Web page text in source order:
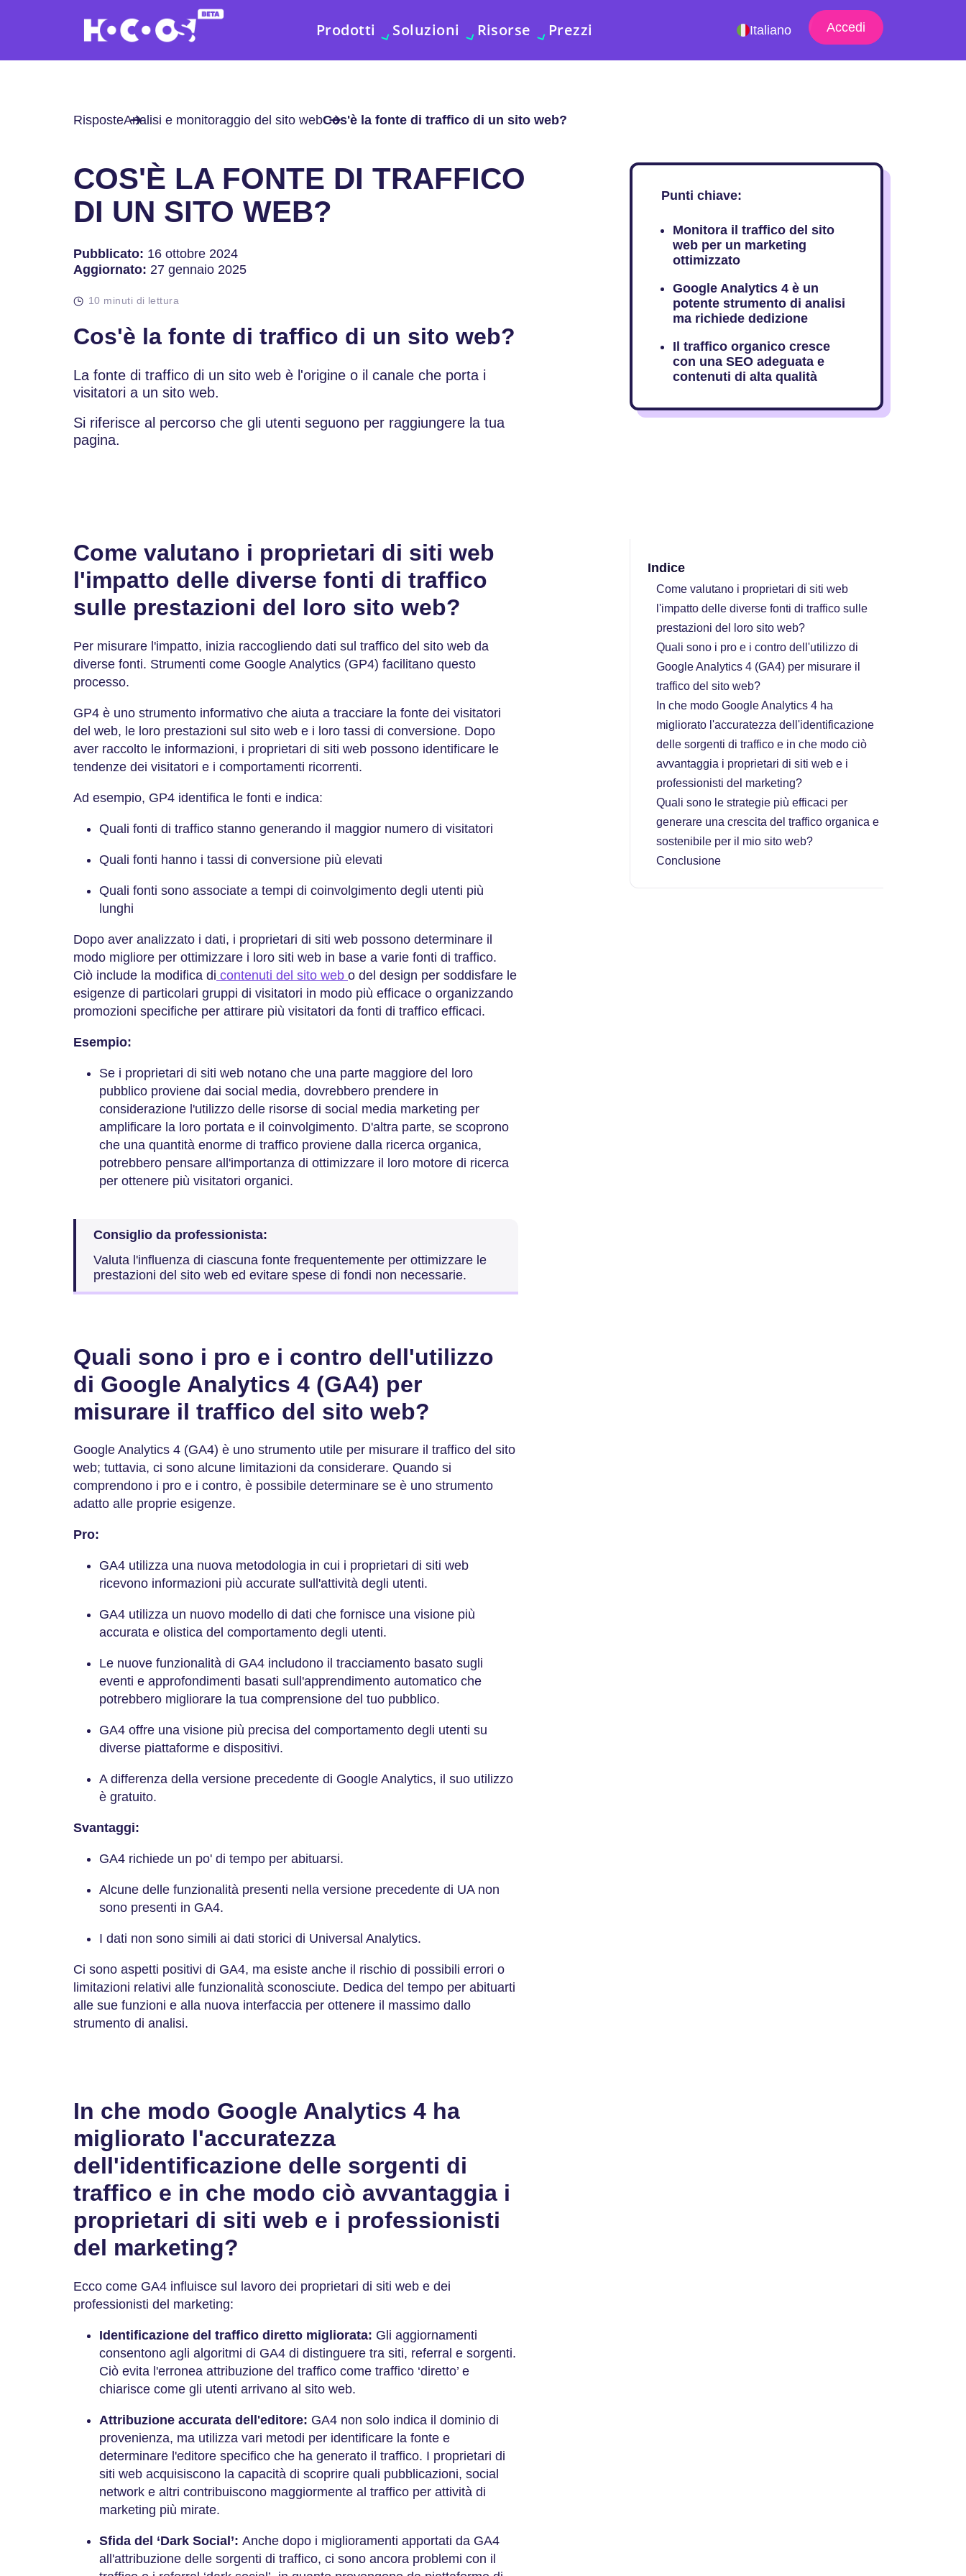
Prodotti Soluzioni Risorse Prezzi Italiano Accedi
RisposteAnalisi e monitoraggio del sito webCos'è la fonte di traffico di un sito web?
COS'È LA FONTE DI TRAFFICO
DI UN SITO WEB?
Pubblicato: 16 ottobre 2024
Aggiornato: 27 gennaio 2025
10 minuti di lettura
Cos'è la fonte di traffico di un sito web?
La fonte di traffico di un sito web è l'origine o il canale che porta i
visitatori a un sito web.
Si riferisce al percorso che gli utenti seguono per raggiungere la tua
pagina.
Punti chiave:
Monitora il traffico del sito
web per un marketing
ottimizzato
Google Analytics 4 è un
potente strumento di analisi
ma richiede dedizione
Il traffico organico cresce
con una SEO adeguata e
contenuti di alta qualità
Come valutano i proprietari di siti web
l'impatto delle diverse fonti di traffico
sulle prestazioni del loro sito web?
Per misurare l'impatto, inizia raccogliendo dati sul traffico del sito web da
diverse fonti. Strumenti come Google Analytics (GP4) facilitano questo
processo.
GP4 è uno strumento informativo che aiuta a tracciare la fonte dei visitatori
del web, le loro prestazioni sul sito web e i loro tassi di conversione. Dopo
aver raccolto le informazioni, i proprietari di siti web possono identificare le
tendenze dei visitatori e i comportamenti ricorrenti.
Ad esempio, GP4 identifica le fonti e indica:
Quali fonti di traffico stanno generando il maggior numero di visitatori
Quali fonti hanno i tassi di conversione più elevati
Quali fonti sono associate a tempi di coinvolgimento degli utenti più
lunghi
Dopo aver analizzato i dati, i proprietari di siti web possono determinare il
modo migliore per ottimizzare i loro siti web in base a varie fonti di traffico.
Ciò include la modifica di contenuti del sito web o del design per soddisfare le
esigenze di particolari gruppi di visitatori in modo più efficace o organizzando
promozioni specifiche per attirare più visitatori da fonti di traffico efficaci.
Esempio:
Se i proprietari di siti web notano che una parte maggiore del loro
pubblico proviene dai social media, dovrebbero prendere in
considerazione l'utilizzo delle risorse di social media marketing per
amplificare la loro portata e il coinvolgimento. D'altra parte, se scoprono
che una quantità enorme di traffico proviene dalla ricerca organica,
potrebbero pensare all'importanza di ottimizzare il loro motore di ricerca
per ottenere più visitatori organici.
Consiglio da professionista:
Valuta l'influenza di ciascuna fonte frequentemente per ottimizzare le
prestazioni del sito web ed evitare spese di fondi non necessarie.
Quali sono i pro e i contro dell'utilizzo
di Google Analytics 4 (GA4) per
misurare il traffico del sito web?
Google Analytics 4 (GA4) è uno strumento utile per misurare il traffico del sito
web; tuttavia, ci sono alcune limitazioni da considerare. Quando si
comprendono i pro e i contro, è possibile determinare se è uno strumento
adatto alle proprie esigenze.
Pro:
GA4 utilizza una nuova metodologia in cui i proprietari di siti web
ricevono informazioni più accurate sull'attività degli utenti.
GA4 utilizza un nuovo modello di dati che fornisce una visione più
accurata e olistica del comportamento degli utenti.
Le nuove funzionalità di GA4 includono il tracciamento basato sugli
eventi e approfondimenti basati sull'apprendimento automatico che
potrebbero migliorare la tua comprensione del tuo pubblico.
GA4 offre una visione più precisa del comportamento degli utenti su
diverse piattaforme e dispositivi.
A differenza della versione precedente di Google Analytics, il suo utilizzo
è gratuito.
Svantaggi:
GA4 richiede un po' di tempo per abituarsi.
Alcune delle funzionalità presenti nella versione precedente di UA non
sono presenti in GA4.
I dati non sono simili ai dati storici di Universal Analytics.
Ci sono aspetti positivi di GA4, ma esiste anche il rischio di possibili errori o
limitazioni relativi alle funzionalità sconosciute. Dedica del tempo per abituarti
alle sue funzioni e alla nuova interfaccia per ottenere il massimo dallo
strumento di analisi.
In che modo Google Analytics 4 ha
migliorato l'accuratezza
dell'identificazione delle sorgenti di
traffico e in che modo ciò avvantaggia i
proprietari di siti web e i professionisti
del marketing?
Ecco come GA4 influisce sul lavoro dei proprietari di siti web e dei
professionisti del marketing:
Identificazione del traffico diretto migliorata: Gli aggiornamenti
consentono agli algoritmi di GA4 di distinguere tra siti, referral e sorgenti.
Ciò evita l'erronea attribuzione del traffico come traffico ‘diretto’ e
chiarisce come gli utenti arrivano al sito web.
Attribuzione accurata dell'editore: GA4 non solo indica il dominio di
provenienza, ma utilizza vari metodi per identificare la fonte e
determinare l'editore specifico che ha generato il traffico. I proprietari di
siti web acquisiscono la capacità di scoprire quali pubblicazioni, social
network e altri contribuiscono maggiormente al traffico per attività di
marketing più mirate.
Sfida del ‘Dark Social’: Anche dopo i miglioramenti apportati da GA4
all'attribuzione delle sorgenti di traffico, ci sono ancora problemi con il
Indice
Come valutano i proprietari di siti web
l'impatto delle diverse fonti di traffico sulle
prestazioni del loro sito web?
Quali sono i pro e i contro dell'utilizzo di
Google Analytics 4 (GA4) per misurare il
traffico del sito web?
In che modo Google Analytics 4 ha
migliorato l'accuratezza dell'identificazione
delle sorgenti di traffico e in che modo ciò
avvantaggia i proprietari di siti web e i
professionisti del marketing?
Quali sono le strategie più efficaci per
generare una crescita del traffico organica e
sostenibile per il mio sito web?
Conclusione